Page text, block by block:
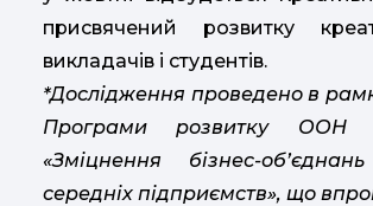
присвячений розвитку
викладачів і студентів.
*Дослідження проведено в
Програми розвитку ООН
«Зміцнення бізнес-
середніх підприємств», що